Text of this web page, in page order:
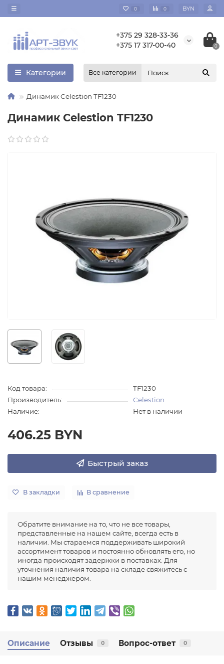
0 0 BYN
+375 29 328-33-36
+375 17 317-00-40
0
Категории Все категории
Динамик Celestion TF1230
Динамик Celestion TF1230
Код товара:
TF1230
Производитель:
Celestion
Наличие:
Нет в наличии
406.25 BYN
Быстрый заказ
В закладки В сравнение
Обратите внимание на то, что не все товары,
представленные на нашем сайте, всегда есть в
наличии. Мы стараемся поддерживать широкий
ассортимент товаров и постоянно обновлять его, но
иногда происходят задержки в поставках. Для
уточнения наличия товара на складе свяжитесь с
нашим менеджером.
Описание Отзывы 0 Вопрос-ответ 0